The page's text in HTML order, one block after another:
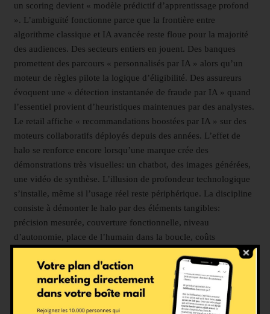
un scoring devient « modèle prédictif d’apprentissage profond
». L’ambiguïté fonctionne parce que la frontière entre
algorithme classique et IA avancée reste floue pour la majorité
des audiences. Des secteurs entiers en jouent. Des banques
promettent des parcours « personnalisés par IA » alors qu’un
moteur de règles pilote la logique d’éligibilité. Des assureurs
évoquent une « détection instantanée de fraude par IA » quand
l’essentiel provient d’heuristiques maintenues par des analystes.
Le retail affiche « recommandations boostées par IA » sur des
moteurs collaboratifs déployés depuis des années. L’effet de
halo se renforce encore lorsqu’une marque crée des
démonstrations très visuelles: un chatbot, des images générées,
une vidéo de synthèse. L’illusion de profondeur technologique
s’installe, même si l’usage réel reste périphérique. La discipline
consiste à démonter le halo par des éléments tangibles:
précision mesurée, couverture fonctionnelle, niveau
d’autonomie, place de l’humain dans la boucle, coûts
d’inférence, performances en production. Une narration qui
fournit ces balises conserve le bénéfice d’image tout en évitant
l’IA-washing.
4) Influence médiatique et pression des investisseurs